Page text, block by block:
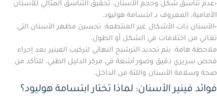
•عدم تناسق شكل وحجم الأسنان: تحقيق التناسق المثالي للأسنان
الأمامية، المعروف بـ ابتسامة هوليود.
•الأسنان ذات الأشكال غير المنتظمة: تحسين مظهر الأسنان التي
تعاني من اختلافات في الشكل أو الطول.
ملاحظة هامة: يتم تحديد الترشيح النهائي لتركيب الفينير بعد إجراء
فحص سريري دقيق وصور أشعة في مركز الدليل الطبي، للتأكد من
صحة وسلامة الأسنان واللثة من الداخل.
فوائد فينير الأسنان: لماذا تختار ابتسامة هوليود؟